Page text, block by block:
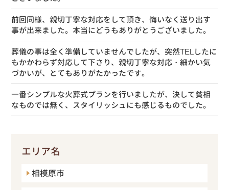
前回同様、親切丁寧な対応をして頂き、悔いなく送り出す
事が出来ました。本当にどうもありがとうございました。
葬儀の事は全く準備していませんでしたが、突然TELしたに
もかかわらず対応して下さり、親切丁寧な対応・細かい気
づかいが、とてもありがたかったです。
一番シンプルな火葬式プランを行いましたが、決して貧相
なものでは無く、スタイリッシュにも感じるものでした。
エリア名
相模原市